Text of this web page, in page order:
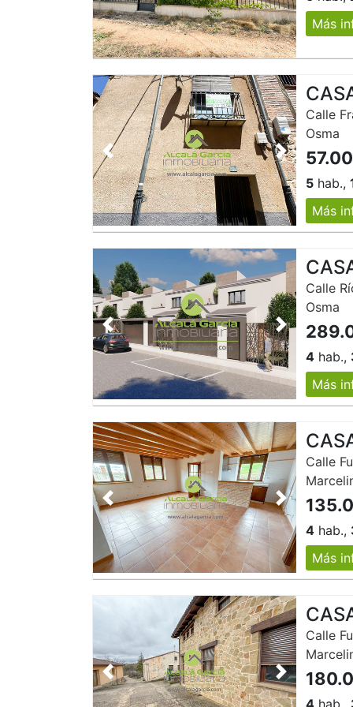
Más
Anterior Siguiente
Calle
Osma
5 hab.,
Más
Anterior Siguiente
Calle
Osma
4 hab.,
Más
Anterior Siguiente
Calle
4 hab.,
Más
Anterior Siguiente
Calle